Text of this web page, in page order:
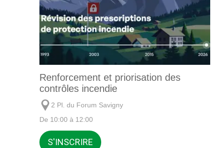
Renforcement et priorisation des
contrôles incendie
2 Pl. du Forum Savigny
De 10:00 à 12:00
S'INSCRIRE